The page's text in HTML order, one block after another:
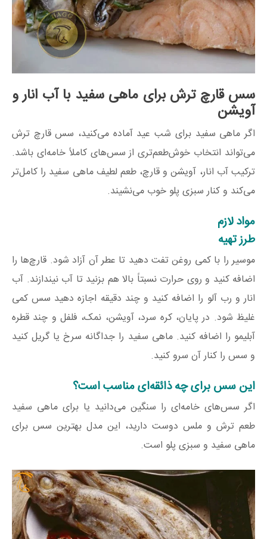
سس قارچ ترش برای ماهی سفید با آب انار و
آویشن
اگر ماهی سفید برای شب عید آماده می‌کنید، سس قارچ ترش
می‌تواند انتخاب خوش‌طعم‌تری از سس‌های کاملاً خامه‌ای باشد.
ترکیب آب انار، آویشن و قارچ، طعم لطیف ماهی سفید را کامل‌تر
می‌کند و کنار سبزی پلو خوب می‌نشیند.
مواد لازم
طرز تهیه
موسیر را با کمی روغن تفت دهید تا عطر آن آزاد شود. قارچ‌ها را
اضافه کنید و روی حرارت نسبتاً بالا هم بزنید تا آب نیندازند. آب
انار و رب آلو را اضافه کنید و چند دقیقه اجازه دهید سس کمی
غلیظ شود. در پایان، کره سرد، آویشن، نمک، فلفل و چند قطره
آبلیمو را اضافه کنید. ماهی سفید را جداگانه سرخ یا گریل کنید
و سس را کنار آن سرو کنید.
این سس برای چه ذائقه‌ای مناسب است؟
اگر سس‌های خامه‌ای را سنگین می‌دانید یا برای ماهی سفید
طعم ترش و ملس دوست دارید، این مدل بهترین سس برای
ماهی سفید و سبزی پلو است.